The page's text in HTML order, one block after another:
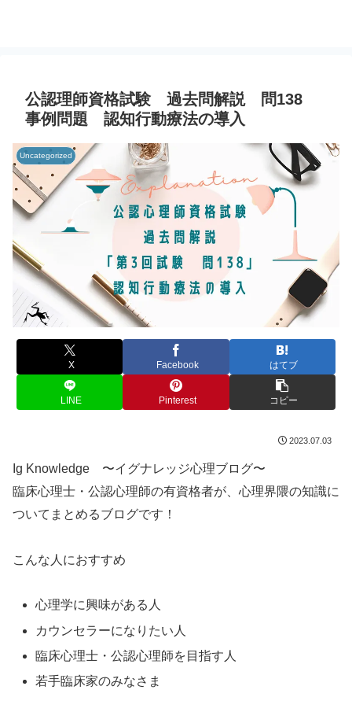
公認理師資格試験 過去問解説 問138
事例問題 認知行動療法の導入
Uncategorized
X Facebook はてブ
LINE Pinterest コピー
2023.07.03
Ig Knowledge 〜イグナレッジ心理ブログ〜
臨床心理士・公認心理師の有資格者が、心理界隈の知識に
ついてまとめるブログです！
こんな人におすすめ
心理学に興味がある人
カウンセラーになりたい人
臨床心理士・公認心理師を目指す人
若手臨床家のみなさま